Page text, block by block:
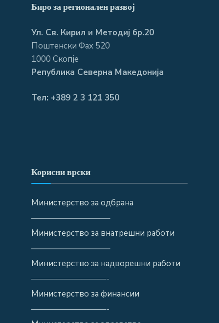
Биро за регионален развој
Ул. Св. Кирил и Методиј бр.20
Поштенски Фах 520
1000 Скопје
Република Северна Македонија
Тел: +389 2 3 121 350
Корисни врски
Министерство за одбрана
—————————–
Министерство за внатрешни работи
—————————–
Министерство за надворешни работи
—————————-
Министерство за финансии
—————————-